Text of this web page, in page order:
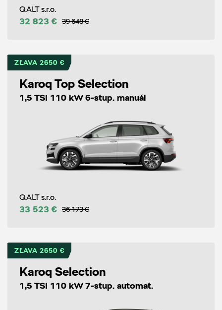
QALT s.r.o.
32 823 € 39 648 €
ZĽAVA 2650 €
Karoq Top Selection
1,5 TSI 110 kW 6-stup. manuál
QALT s.r.o.
33 523 € 36 173 €
ZĽAVA 2650 €
Karoq Selection
1,5 TSI 110 kW 7-stup. automat.